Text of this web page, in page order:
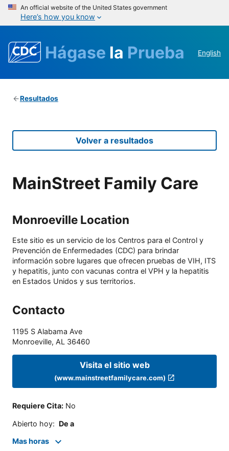
An official website of the United States government
Here’s how you know
Hágase la Prueba English
Resultados
Volver a resultados
MainStreet Family Care
Monroeville Location
Este sitio es un servicio de los Centros para el Control y
Prevención de Enfermedades (CDC) para brindar
información sobre lugares que ofrecen pruebas de VIH, ITS
y hepatitis, junto con vacunas contra el VPH y la hepatitis
en Estados Unidos y sus territorios.
Contacto
1195 S Alabama Ave
Monroeville, AL 36460
Visita el sitio web
(www.mainstreetfamilycare.com)
Requiere Cita: No
Abierto hoy: De a
Mas horas